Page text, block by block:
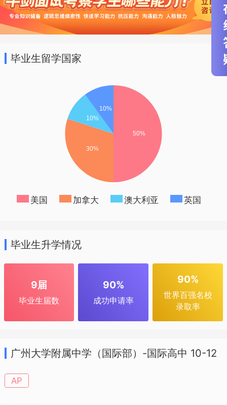
毕业生留学国家
美国 加拿大 澳大利亚 英国
毕业生升学情况
9届
毕业生届数
90%
成功申请率
90%
世界百强名校
录取率
广州大学附属中学（国际部）-国际高中 10-12
AP